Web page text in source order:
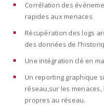
Corrélation des
rapides aux menaces
Récupération des logs
des données de
Une intégration clé en
Un reporting graphique
réseau,sur les
propres au réseau.